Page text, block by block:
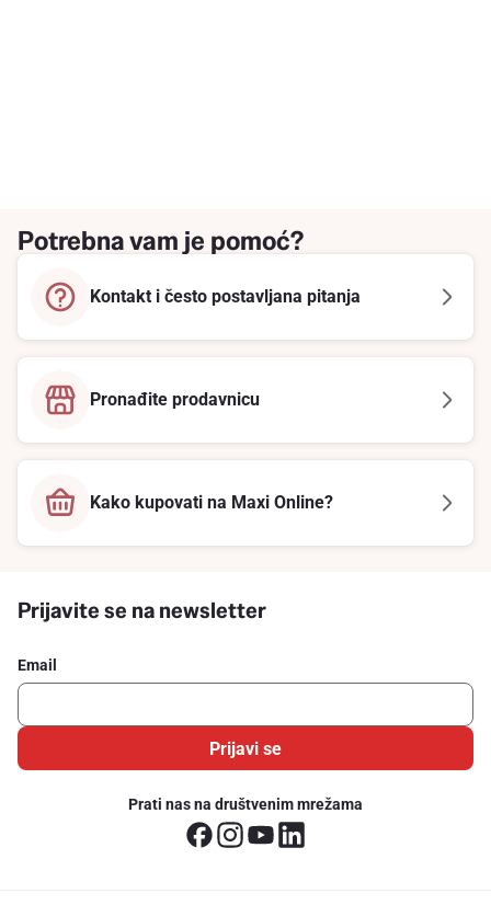
Potrebna vam je pomoć?
Kontakt i često postavljana pitanja
Pronađite prodavnicu
Kako kupovati na Maxi Online?
Prijavite se na newsletter
Email
Prijavi se
Prati nas na društvenim mrežama